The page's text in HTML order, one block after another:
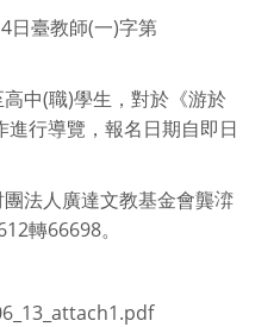
日臺教師(一)字第
中(職)學生，對於《游於
行導覽，報名日期自即日
法人廣達文教基金會龔㴒
轉66698。